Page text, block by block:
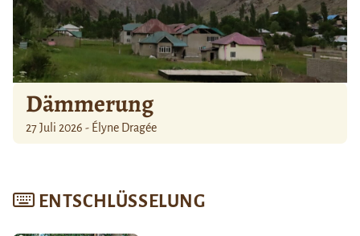
Dämmerung
27 Juli 2026 - Élyne Dragée
ENTSCHLÜSSELUNG